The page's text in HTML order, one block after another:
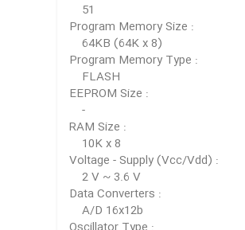
51
Program Memory Size :
64KB (64K x 8)
Program Memory Type :
FLASH
EEPROM Size :
-
RAM Size :
10K x 8
Voltage - Supply (Vcc/Vdd) :
2 V ~ 3.6 V
Data Converters :
A/D 16x12b